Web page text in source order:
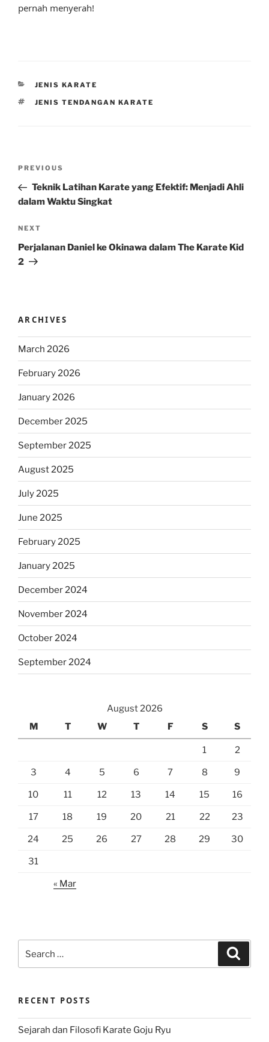
pernah menyerah!
CATEGORIES
JENIS KARATE
TAGS
JENIS TENDANGAN KARATE
Previous
Post
PREVIOUS
Teknik Latihan Karate yang Efektif: Menjadi Ahli
dalam Waktu Singkat
Next
Post
NEXT
Perjalanan Daniel ke Okinawa dalam The Karate Kid
2
ARCHIVES
March 2026
February 2026
January 2026
December 2025
September 2025
August 2025
July 2025
June 2025
February 2025
January 2025
December 2024
November 2024
October 2024
September 2024
August 2026
M
T W T F S S
1 2
3 4 5 6 7 8 9
10 11 12 13 14 15 16
17 18 19 20 21 22 23
24 25 26 27 28 29 30
31
« Mar
for:
RECENT POSTS
Sejarah dan Filosofi Karate Goju Ryu